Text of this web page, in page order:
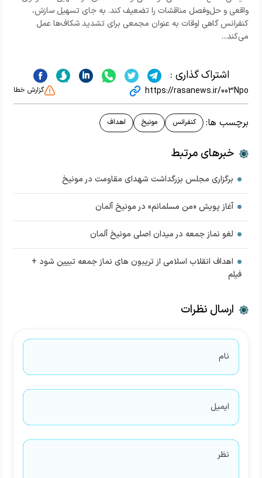
واقعی و حل‌وفصل مناقشات را تضعیف کند. به جای تسهیل سازش،
کنفرانس گاهی اوقات به عنوان مجمعی برای تشدید شکاف‌ها عمل
می‌کند...
اشتراک گذاری :
https://rasanews.ir/003Npo گزارش خطا
برچسب ها: کنفرانس مونیخ اهداف
خبرهای مرتبط
برگزاری مجلس بزرگداشت شهدای مقاومت در مونیخ
آغاز پویش «من مسلمانم» در مونیخ آلمان
لغو نماز جمعه در میدان اصلی مونیخ آلمان
اهداف انقلاب اسلامی از تریبون های نماز جمعه تبیین شود +
فیلم
ارسال نظرات